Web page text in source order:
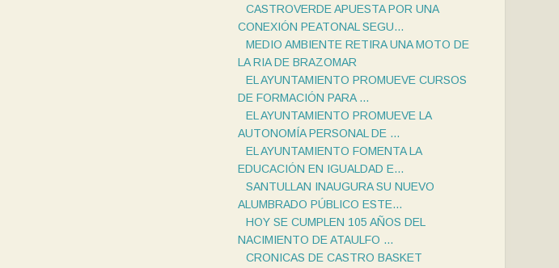
CASTROVERDE APUESTA POR UNA
CONEXIÓN PEATONAL SEGU...
MEDIO AMBIENTE RETIRA UNA MOTO DE
LA RIA DE BRAZOMAR
EL AYUNTAMIENTO PROMUEVE CURSOS
DE FORMACIÓN PARA ...
EL AYUNTAMIENTO PROMUEVE LA
AUTONOMÍA PERSONAL DE ...
EL AYUNTAMIENTO FOMENTA LA
EDUCACIÓN EN IGUALDAD E...
SANTULLAN INAUGURA SU NUEVO
ALUMBRADO PÚBLICO ESTE...
HOY SE CUMPLEN 105 AÑOS DEL
NACIMIENTO DE ATAULFO ...
CRONICAS DE CASTRO BASKET